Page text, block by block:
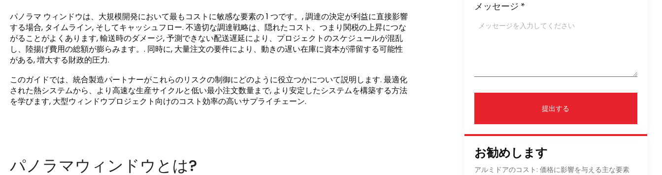
パノラマ ウィンドウは、大規模開発において最もコストに敏感な要素の 1 つです。, 調達の決定が利益に直接影響
する場合, タイムライン, そしてキャッシュフロー. 不適切な調達戦略は、隠れたコスト、つまり関税の上昇につな
がることがよくあります, 輸送時のダメージ, 予測できない配送遅延により、プロジェクトのスケジュールが混乱
し、陸揚げ費用の総額が膨らみます。. 同時に, 大量注文の要件により、動きの遅い在庫に資本が滞留する可能性
がある, 増大する財政的圧力.
このガイドでは、統合製造パートナーがこれらのリスクの制御にどのように役立つかについて説明します. 最適化
された熱システムから、より高速な生産サイクルと低い最小注文数量まで, より安定したシステムを構築する方法
を学びます, 大型ウィンドウプロジェクト向けのコスト効率の高いサプライチェーン.
パノラマウィンドウとは?
メッセージ *
提出する
お勧めします
アルミドアのコスト: 価格に影響を与える主な要素